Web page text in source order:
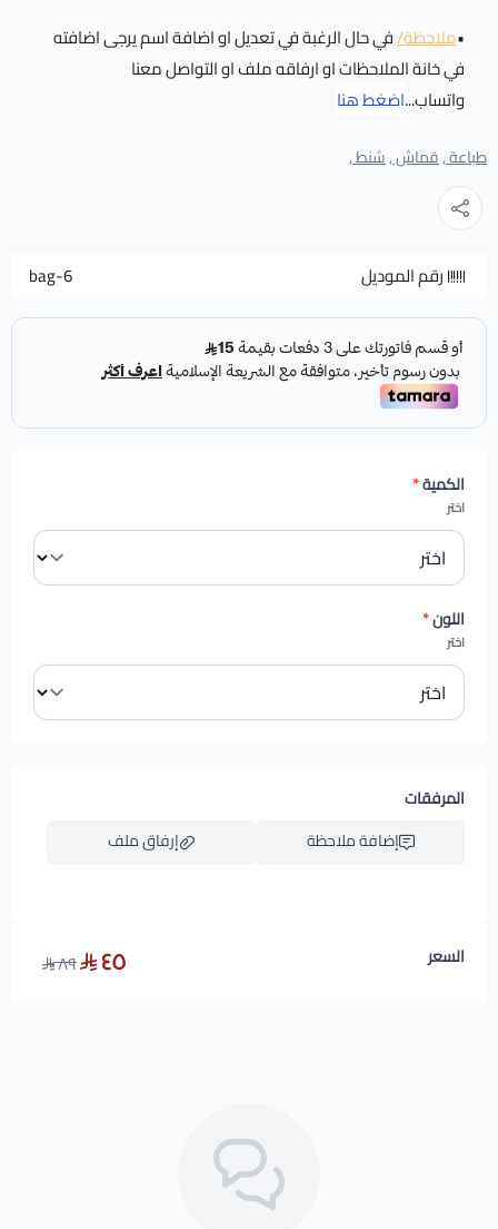
•ملاحظة/في حال الرغبة في تعديل او اضافة اسم يرجى اضافته
في خانة الملاحظات او ارفاقه ملف او التواصل معنا
واتساب...اضغط هنا
طباعة ,قماش ,شنط ,
رقم الموديل bag-6
الكمية*
اختر
اللون*
اختر
المرفقات
إضافة ملاحظة
إرفاق ملف
السعر ٤٥ ٨٩